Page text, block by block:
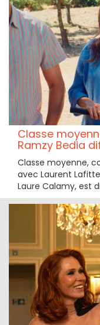
Classe
Ramzy Bedia
Classe moyenne,
avec Laurent
Laure Calamy, est